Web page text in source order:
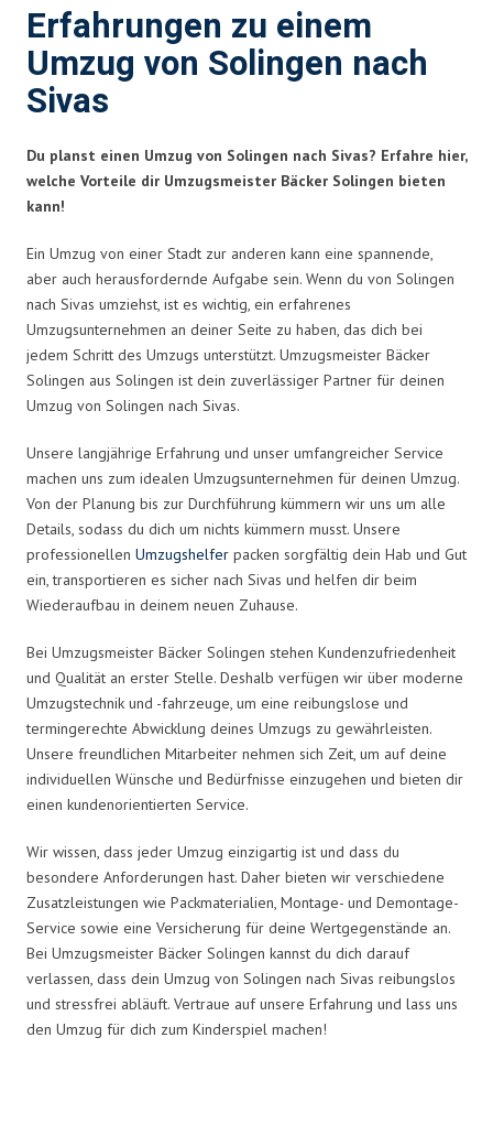
Erfahrungen zu einem
Umzug von Solingen nach
Sivas
Du planst einen Umzug von Solingen nach Sivas? Erfahre hier,
welche Vorteile dir Umzugsmeister Bäcker Solingen bieten
kann!
Ein Umzug von einer Stadt zur anderen kann eine spannende,
aber auch herausfordernde Aufgabe sein. Wenn du von Solingen
nach Sivas umziehst, ist es wichtig, ein erfahrenes
Umzugsunternehmen an deiner Seite zu haben, das dich bei
jedem Schritt des Umzugs unterstützt. Umzugsmeister Bäcker
Solingen aus Solingen ist dein zuverlässiger Partner für deinen
Umzug von Solingen nach Sivas.
Unsere langjährige Erfahrung und unser umfangreicher Service
machen uns zum idealen Umzugsunternehmen für deinen Umzug.
Von der Planung bis zur Durchführung kümmern wir uns um alle
Details, sodass du dich um nichts kümmern musst. Unsere
professionellen Umzugshelfer packen sorgfältig dein Hab und Gut
ein, transportieren es sicher nach Sivas und helfen dir beim
Wiederaufbau in deinem neuen Zuhause.
Bei Umzugsmeister Bäcker Solingen stehen Kundenzufriedenheit
und Qualität an erster Stelle. Deshalb verfügen wir über moderne
Umzugstechnik und -fahrzeuge, um eine reibungslose und
termingerechte Abwicklung deines Umzugs zu gewährleisten.
Unsere freundlichen Mitarbeiter nehmen sich Zeit, um auf deine
individuellen Wünsche und Bedürfnisse einzugehen und bieten dir
einen kundenorientierten Service.
Wir wissen, dass jeder Umzug einzigartig ist und dass du
besondere Anforderungen hast. Daher bieten wir verschiedene
Zusatzleistungen wie Packmaterialien, Montage- und Demontage-
Service sowie eine Versicherung für deine Wertgegenstände an.
Bei Umzugsmeister Bäcker Solingen kannst du dich darauf
verlassen, dass dein Umzug von Solingen nach Sivas reibungslos
und stressfrei abläuft. Vertraue auf unsere Erfahrung und lass uns
den Umzug für dich zum Kinderspiel machen!